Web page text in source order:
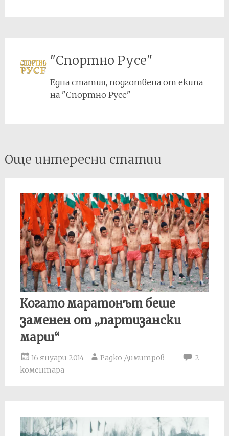
"Спортно Русе"
Една статия, подготвена от екипа
на "Спортно Русе"
Post
navigation
Още интересни статии
Когато маратонът беше
заменен от „партизански
марш“
16 януари 2014 Радко Димитров
2
коментара